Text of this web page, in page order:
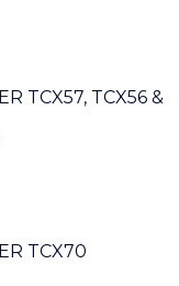
TCX57, TCX56 &
TCX70